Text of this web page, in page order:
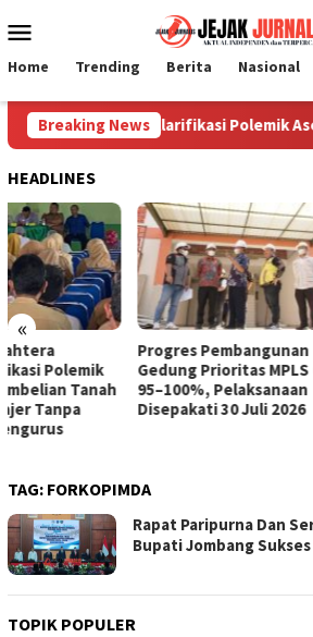
ke
Mobile
Home Trending Berita Nasional
Breaking News
Jombang Klarifikasi Polemik
HEADLINES
«
Progres Pembangunan
Gedung Prioritas MPLS Capai
95–100%, Pelaksanaan
Disepakati 30 Juli 2026
DPPKB
Duta
TAG: FORKOPIMDA
Rapat Paripurna Dan
Bupati Jombang
TOPIK POPULER